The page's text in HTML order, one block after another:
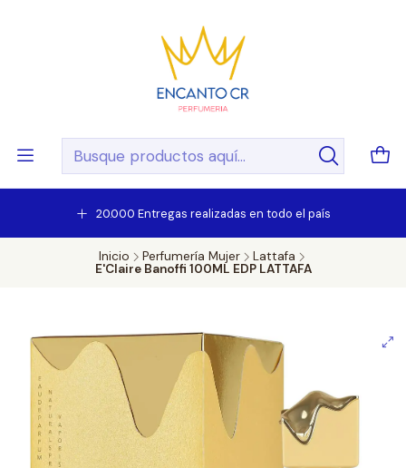
20.000 Entregas realizadas en todo el país
Inicio Perfumería Mujer
Lattafa
E'Claire Banoffi 100ML EDP LATTAFA